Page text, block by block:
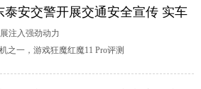
生态
得入手的高性价比手机推荐，“甜点机”性能新定义
怎么选？如何精准挑选你的“本命旗舰”？
泰安交警开展交通安全宣传 实车
注入强劲动力
之一，游戏狂魔红魔11 Pro评测